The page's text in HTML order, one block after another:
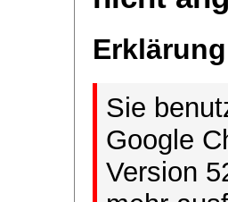
Sie
Google
Version